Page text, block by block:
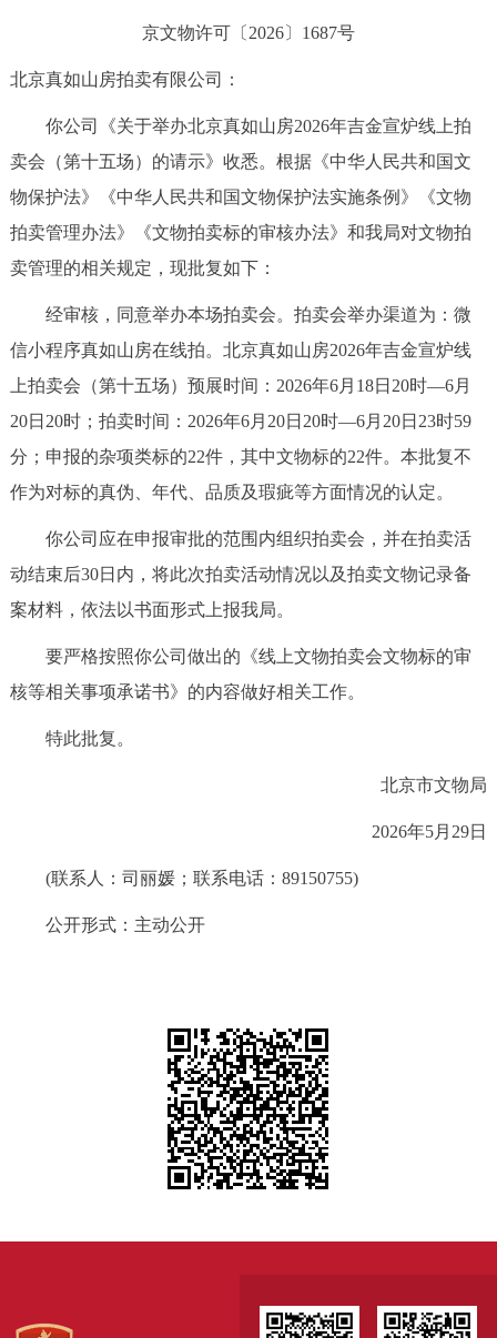
京文物许可〔2026〕1687号
北京真如山房拍卖有限公司：
你公司《关于举办北京真如山房2026年吉金宣炉线上拍
卖会（第十五场）的请示》收悉。根据《中华人民共和国文
物保护法》《中华人民共和国文物保护法实施条例》《文物
拍卖管理办法》《文物拍卖标的审核办法》和我局对文物拍
卖管理的相关规定，现批复如下：
经审核，同意举办本场拍卖会。拍卖会举办渠道为：微
信小程序真如山房在线拍。北京真如山房2026年吉金宣炉线
上拍卖会（第十五场）预展时间：2026年6月18日20时—6月
20日20时；拍卖时间：2026年6月20日20时—6月20日23时59
分；申报的杂项类标的22件，其中文物标的22件。本批复不
作为对标的真伪、年代、品质及瑕疵等方面情况的认定。
你公司应在申报审批的范围内组织拍卖会，并在拍卖活
动结束后30日内，将此次拍卖活动情况以及拍卖文物记录备
案材料，依法以书面形式上报我局。
要严格按照你公司做出的《线上文物拍卖会文物标的审
核等相关事项承诺书》的内容做好相关工作。
特此批复。
北京市文物局
2026年5月29日
(联系人：司丽媛；联系电话：89150755)
公开形式：主动公开